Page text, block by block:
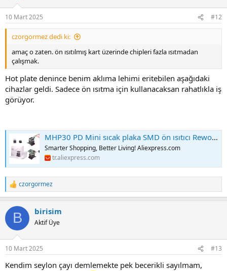
10 Mart 2025 #12
czorgormez dedi ki:
amaç o zaten. ön ısıtılmış kart üzerinde chipleri fazla ısıtmadan
çalışmak.
Hot plate denince benim aklıma lehimi eritebilen aşağıdaki
cihazlar geldi. Sadece ön ısıtma için kullanacaksan rahatlıkla iş
görüyor.
MHP30 PD Mini sıcak plaka SMD ön ısıtıcı Rework isıtma istasyonu PCB kartı lehimleme TE01 TC01 MTweezer elektronik telefon tamir için - AliExpress 1420
Smarter Shopping, Better Living! Aliexpress.com
tr.aliexpress.com
R
e
c
i
s
czorgormez
B birisim
Aktif Üye
10 Mart 2025 #13
Kendim seylon çayı demlemekte pek becerikli sayılmam,